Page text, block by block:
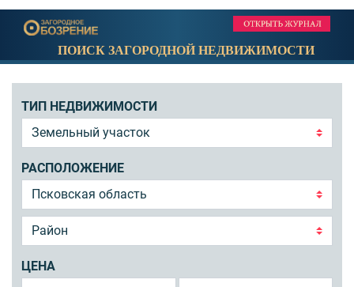
ПОИСК ЗАГОРОДНОЙ НЕДВИЖИМОСТИ
ТИП НЕДВИЖИМОСТИ
РАСПОЛОЖЕНИЕ
ЦЕНА